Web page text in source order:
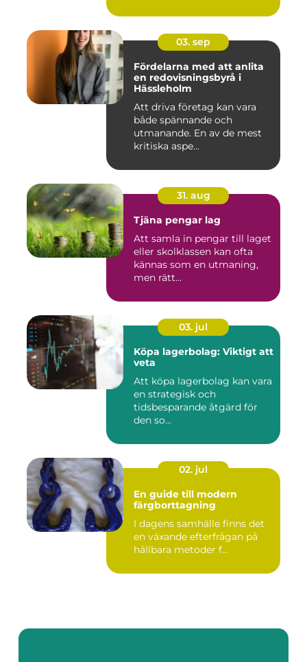
03. sep
Fördelarna med att anlita
en redovisningsbyrå i
Hässleholm
Att driva företag kan vara
både spännande och
utmanande. En av de mest
kritiska aspe...
31. aug
Tjäna pengar lag
Att samla in pengar till laget
eller skolklassen kan ofta
kännas som en utmaning,
men rätt...
03. jul
Köpa lagerbolag: Viktigt att
veta
Att köpa lagerbolag kan vara
en strategisk och
tidsbesparande åtgärd för
den so...
02. jul
En guide till modern
färgborttagning
I dagens samhälle finns det
en växande efterfrågan på
hållbara metoder f...